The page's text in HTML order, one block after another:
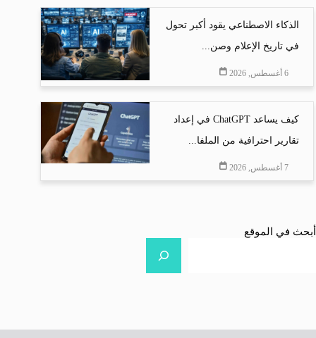
الذكاء الاصطناعي يقود أكبر تحول
في تاريخ الإعلام وصن...
6 أغسطس, 2026
كيف يساعد ChatGPT في إعداد
تقارير احترافية من الملفا...
7 أغسطس, 2026
أبحث في الموقع